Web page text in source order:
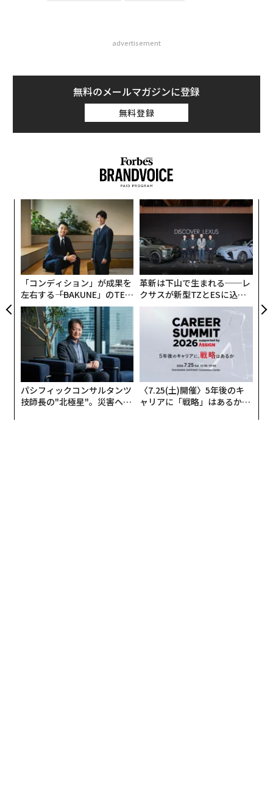
advertisement
無料のメールマガジンに登録
無料登録
「コンディション」が成果を
左右する――「BAKUNE」のTEN
TIALが支える「挑戦者の明
日」
革新は下山で生まれる──レ
クサスが新型TZとESに込め
た「DISCOVER」の哲学
パシフィックコンサルタンツ
技師長の"北極星"。災害への
〈7.25(土)開催〉5年後のキ
ャリアに「戦略」はあるか。